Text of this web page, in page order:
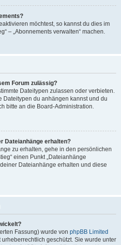
möchtest, so kannst du dies im
– „Abonnements verwalten“ machen.
Forum zulässig?
Dateitypen zulassen oder verbieten.
Dateitypen du anhängen kannst und du
bitte an die Board-Administration.
Dateianhänge erhalten?
zu erhalten, gehe in den persönlichen
einen Punkt „Dateianhänge
Dateianhänge erhalten und diese
Fassung) wurde von phpBB Limited
geschützt. Sie wurde unter